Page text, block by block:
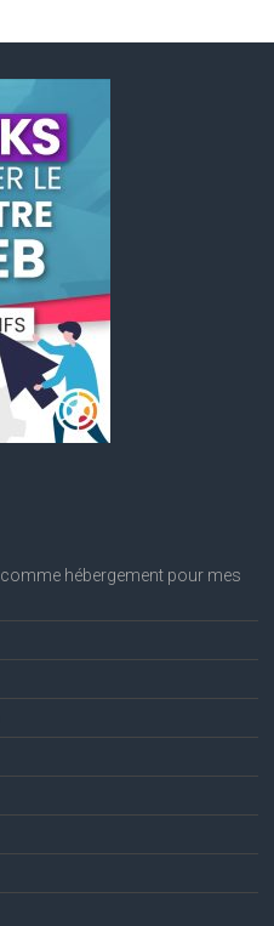
comme hébergement pour mes